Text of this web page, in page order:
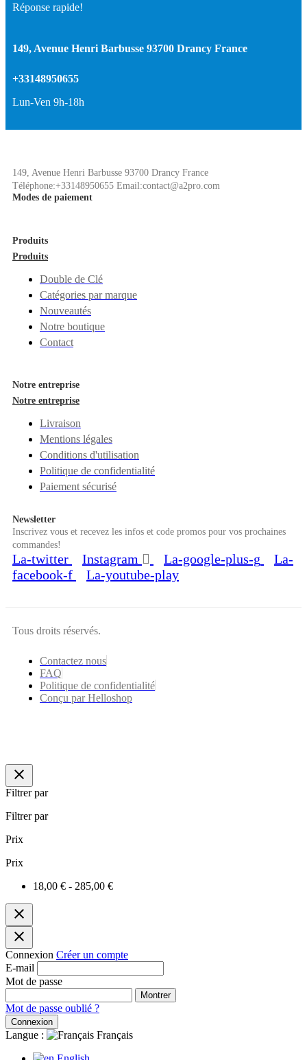
Réponse rapide!
149, Avenue Henri Barbusse 93700 Drancy France
+33148950655
Lun-Ven 9h-18h
149, Avenue Henri Barbusse 93700 Drancy France
Téléphone:+33148950655 Email:contact@a2pro.com
Modes de paiement
Produits
Produits
Double de Clé
Catégories par marque
Nouveautés
Notre boutique
Contact
Notre entreprise
Notre entreprise
Livraison
Mentions légales
Conditions d'utilisation
Politique de confidentialité
Paiement sécurisé
Newsletter
Inscrivez vous et recevez les infos et code promos pour vos prochaines
commandes!
La-twitter Instagram La-google-plus-g
La-
facebook-f
La-youtube-play
Tous droits réservés.
Contactez nous
FAQ
Politique de confidentialité
Conçu par Helloshop
close
Filtrer par
Filtrer par
Prix
Prix
18,00 € - 285,00 €
close
close
Connexion Créer un compte
E-mail
Mot de passe
Montrer
Mot de passe oublié ?
Connexion
Langue :
Français